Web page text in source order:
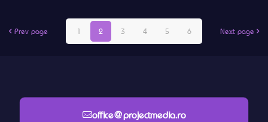
Prev page 1 2 3 4 5 6 Next page
office@projectmedia.ro